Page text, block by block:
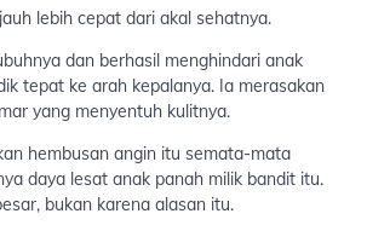
lebih cepat dari akal sehatnya.
dan berhasil menghindari anak
tepat ke arah kepalanya. Ia merasakan
yang menyentuh kulitnya.
hembusan angin itu semata-mata
daya lesat anak panah milik bandit itu.
bukan karena alasan itu.